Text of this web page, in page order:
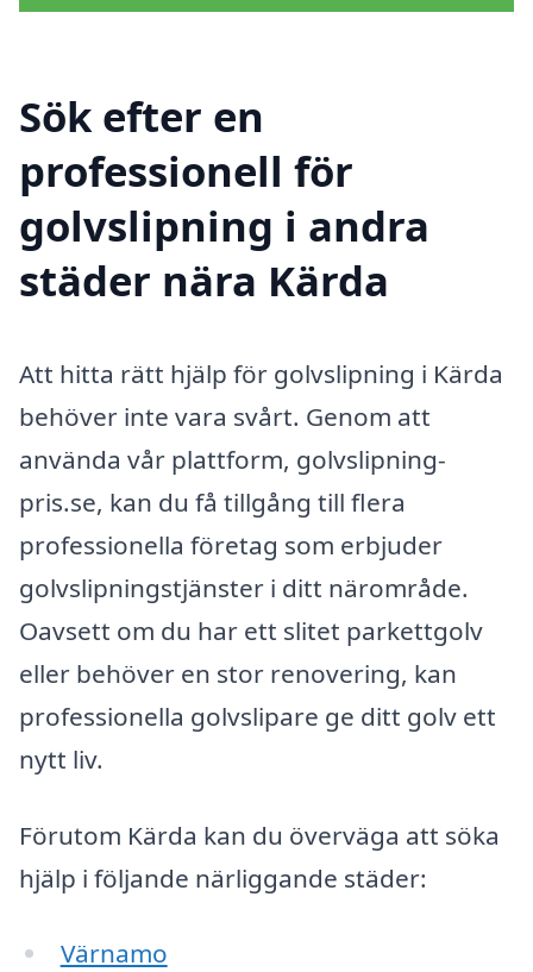
Sök efter en
professionell för
golvslipning i andra
städer nära Kärda
Att hitta rätt hjälp för golvslipning i Kärda
behöver inte vara svårt. Genom att
använda vår plattform, golvslipning-
pris.se, kan du få tillgång till flera
professionella företag som erbjuder
golvslipningstjänster i ditt närområde.
Oavsett om du har ett slitet parkettgolv
eller behöver en stor renovering, kan
professionella golvslipare ge ditt golv ett
nytt liv.
Förutom Kärda kan du överväga att söka
hjälp i följande närliggande städer:
Värnamo